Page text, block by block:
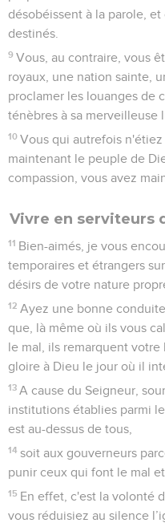
désobéissent à la parole,
destinés.
9 Vous, au contraire, vous
royaux, une nation sainte,
proclamer les louanges de
ténèbres à sa merveilleuse
10 Vous qui autrefois
maintenant le peuple de
compassion, vous avez
Vivre en serviteurs
11 Bien-aimés, je vous
temporaires et étrangers
désirs de votre nature
12 Ayez une bonne
que, là même où ils vous
le mal, ils remarquent
gloire à Dieu le jour où il
13 A cause du Seigneur,
institutions établies parmi
est au-dessus de tous,
14 soit aux gouverneurs
punir ceux qui font le mal
15 En effet, c'est la volonté
vous réduisiez au silence